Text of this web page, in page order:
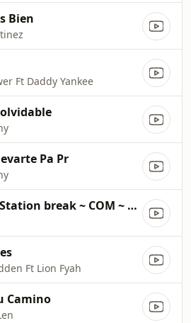
Bien
Ft Daddy Yankee
Pa Pr
Wskq ~ Station break ~ COM ~ 29500
Ft Lion Fyah
Camino